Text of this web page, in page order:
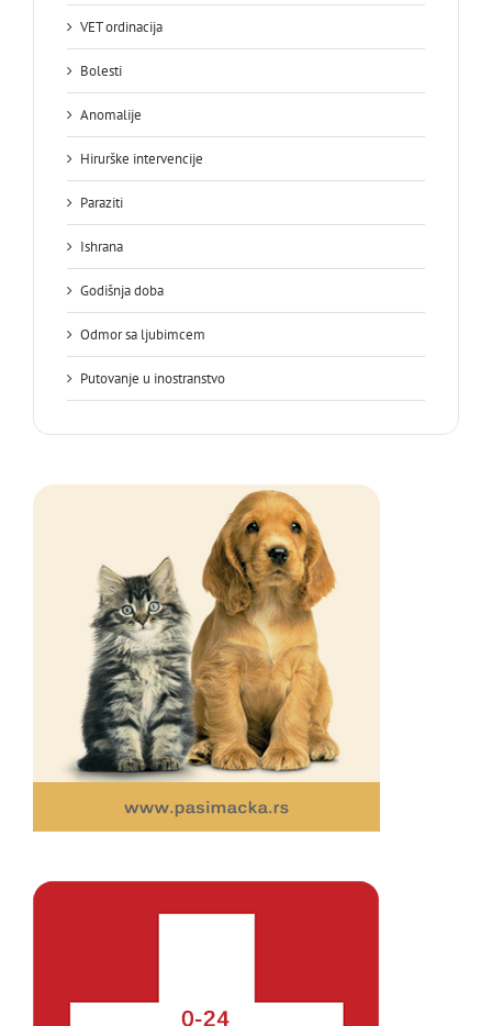
VET ordinacija
Bolesti
Anomalije
Hirurške intervencije
Paraziti
Ishrana
Godišnja doba
Odmor sa ljubimcem
Putovanje u inostranstvo